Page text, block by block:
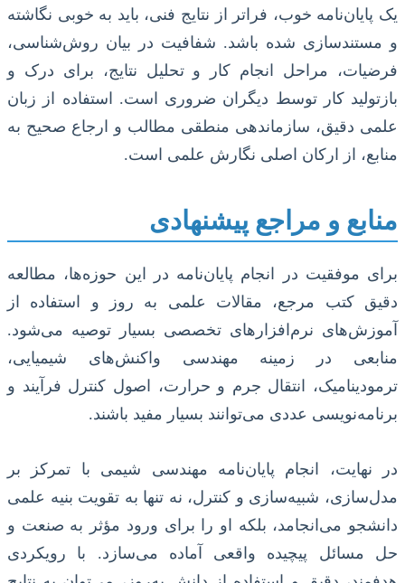
یک پایان‌نامه خوب، فراتر از نتایج فنی، باید به خوبی نگاشته
و مستندسازی شده باشد. شفافیت در بیان روش‌شناسی،
فرضیات، مراحل انجام کار و تحلیل نتایج، برای درک و
بازتولید کار توسط دیگران ضروری است. استفاده از زبان
علمی دقیق، سازماندهی منطقی مطالب و ارجاع صحیح به
منابع، از ارکان اصلی نگارش علمی است.
منابع و مراجع پیشنهادی
برای موفقیت در انجام پایان‌نامه در این حوزه‌ها، مطالعه
دقیق کتب مرجع، مقالات علمی به روز و استفاده از
آموزش‌های نرم‌افزارهای تخصصی بسیار توصیه می‌شود.
منابعی در زمینه مهندسی واکنش‌های شیمیایی،
ترمودینامیک، انتقال جرم و حرارت، اصول کنترل فرآیند و
برنامه‌نویسی عددی می‌توانند بسیار مفید باشند.
در نهایت، انجام پایان‌نامه مهندسی شیمی با تمرکز بر
مدل‌سازی، شبیه‌سازی و کنترل، نه تنها به تقویت بنیه علمی
دانشجو می‌انجامد، بلکه او را برای ورود مؤثر به صنعت و
حل مسائل پیچیده واقعی آماده می‌سازد. با رویکردی